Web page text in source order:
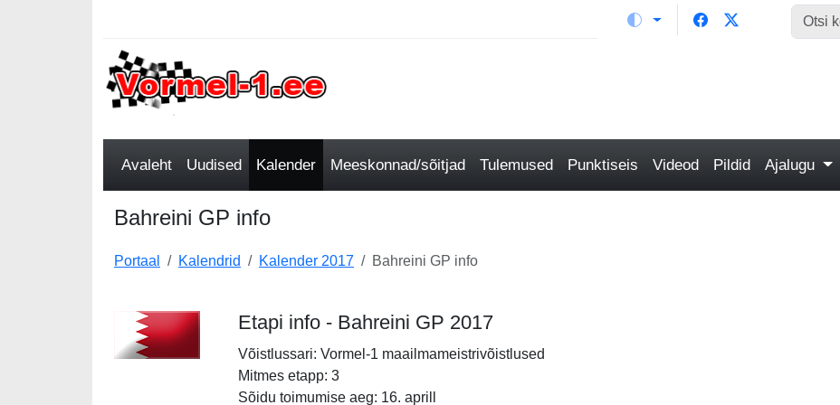
Avaleht Uudised Kalender Meeskonnad/sõitjad Tulemused Punktiseis Videod Pildid Ajalugu
Bahreini GP info
Portaal Kalendrid Kalender 2017 Bahreini GP info
Etapi info - Bahreini GP 2017
Võistlussari: Vormel-1 maailmameistrivõistlused
Mitmes etapp: 3
Sõidu toimumise aeg: 16. aprill